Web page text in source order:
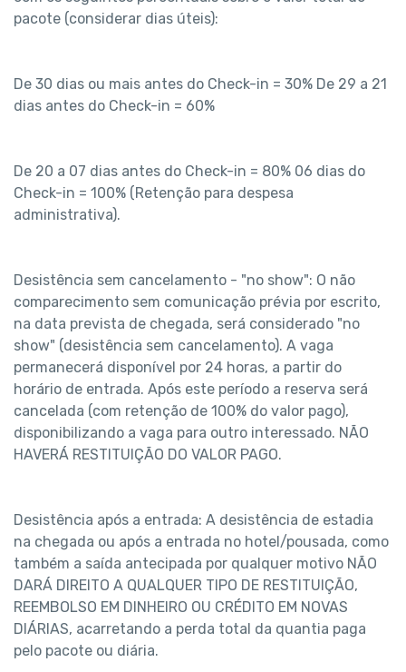
pacote (considerar dias úteis):
De 30 dias ou mais antes do Check-in = 30% De 29 a 21
dias antes do Check-in = 60%
De 20 a 07 dias antes do Check-in = 80% 06 dias do
Check-in = 100% (Retenção para despesa
administrativa).
Desistência sem cancelamento - "no show": O não
comparecimento sem comunicação prévia por escrito,
na data prevista de chegada, será considerado "no
show" (desistência sem cancelamento). A vaga
permanecerá disponível por 24 horas, a partir do
horário de entrada. Após este período a reserva será
cancelada (com retenção de 100% do valor pago),
disponibilizando a vaga para outro interessado. NÃO
HAVERÁ RESTITUIÇÃO DO VALOR PAGO.
Desistência após a entrada: A desistência de estadia
na chegada ou após a entrada no hotel/pousada, como
também a saída antecipada por qualquer motivo NÃO
DARÁ DIREITO A QUALQUER TIPO DE RESTITUIÇÃO,
REEMBOLSO EM DINHEIRO OU CRÉDITO EM NOVAS
DIÁRIAS, acarretando a perda total da quantia paga
pelo pacote ou diária.